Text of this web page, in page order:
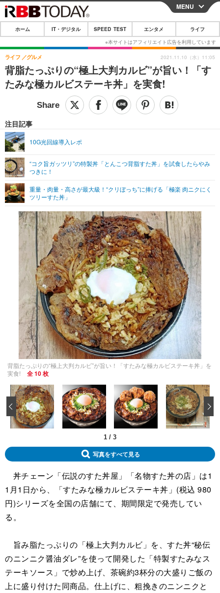
CLOSE
ホーム
IT・デジタル
IT・デジタルTOP スマートフォン
ガジェット・ツール
ショッピング その他
SPEED TEST
エンタメTOP 映画・ドラマ
グラビア
ショッピング その他
ライフTOP
その他
リリース一覧
プッシュ通知の停止方法
MENU
ホーム IT・デジタル SPEED TEST エンタメ ライフ
背脂たっぷりの“極上大判カルビ”が旨い！「す
たみな極カルビステーキ丼」を実食!
ライフ グルメ
注目記事
10G光回線導入レポ
“コク旨ガッツリ”の特製丼「とんこつ背脂すた丼」を試食したらやみ
つきに！
重量・肉量・高さが最大級！“クリぼっち”に捧げる「極楽 肉ニクにく
ツリーすた丼」
2021.11.10（水）11:05
背脂たっぷりの“極上大判カルビ”が旨い！「すたみな極カルビステーキ丼」を
実食!
全 10 枚
1 / 3
‹
写真をすべて見る
丼チェーン「伝説のすた丼屋」「名物すた丼の店」は1
1月1日から、「すたみな極カルビステーキ丼」(税込 980
円)シリーズを全国の店舗にて、期間限定で発売してい
る。
旨み脂たっぷりの「極上大判カルビ」を、すた丼“秘伝
のニンニク醤油ダレ”を使って開発した「特製すたみなス
テーキソース」で炒め上げ、茶碗約3杯分の大盛りご飯の
上に盛り付けた同商品。仕上げに、粗挽きのニンニクと